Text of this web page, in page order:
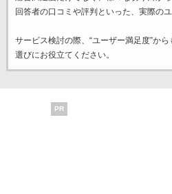
回答者の口コミや評判といった、実際の
サービス検討の際、“ユーザー満足度”から
選びにお役立てください。
PR